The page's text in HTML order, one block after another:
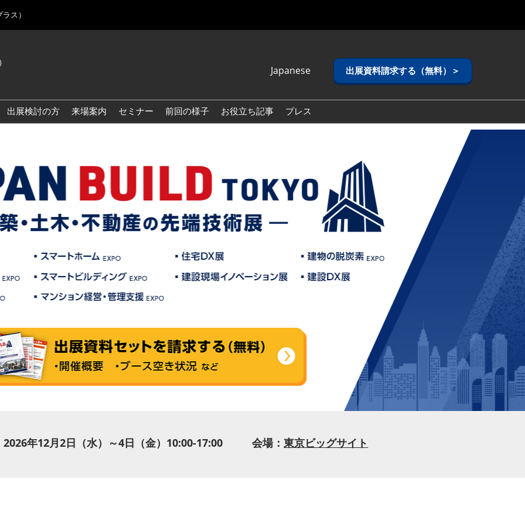
ス）
Japanese
English
Korean (Naver
出展資料請求する（無料）＞
出展検討の方 来場案内 セミナー 前回の様子 お役立ち記事 プレス
2026年12月2日（水）～4日（金）10:00-17:00 会場：東京ビッグサイト